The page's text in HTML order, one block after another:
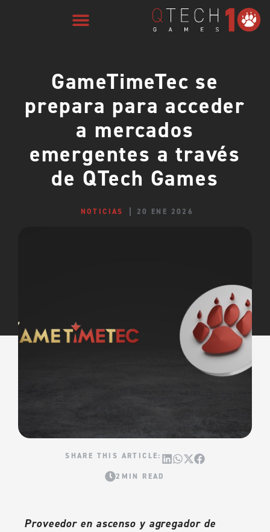
GameTimeTec se
prepara para acceder
a mercados
emergentes a través
de QTech Games
NOTICIAS 20 ENE 2026
2MIN READ
Proveedor en ascenso y agregador de